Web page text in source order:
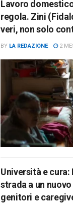
Lavoro
regola. Zini
veri, non solo
BY LA REDAZIONE 2
Università e cura:
strada a un
genitori e